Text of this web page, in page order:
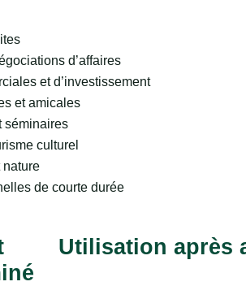
d’affaires
et d’investissement
et amicales
séminaires
culturel
nature
de courte durée
Utilisation après